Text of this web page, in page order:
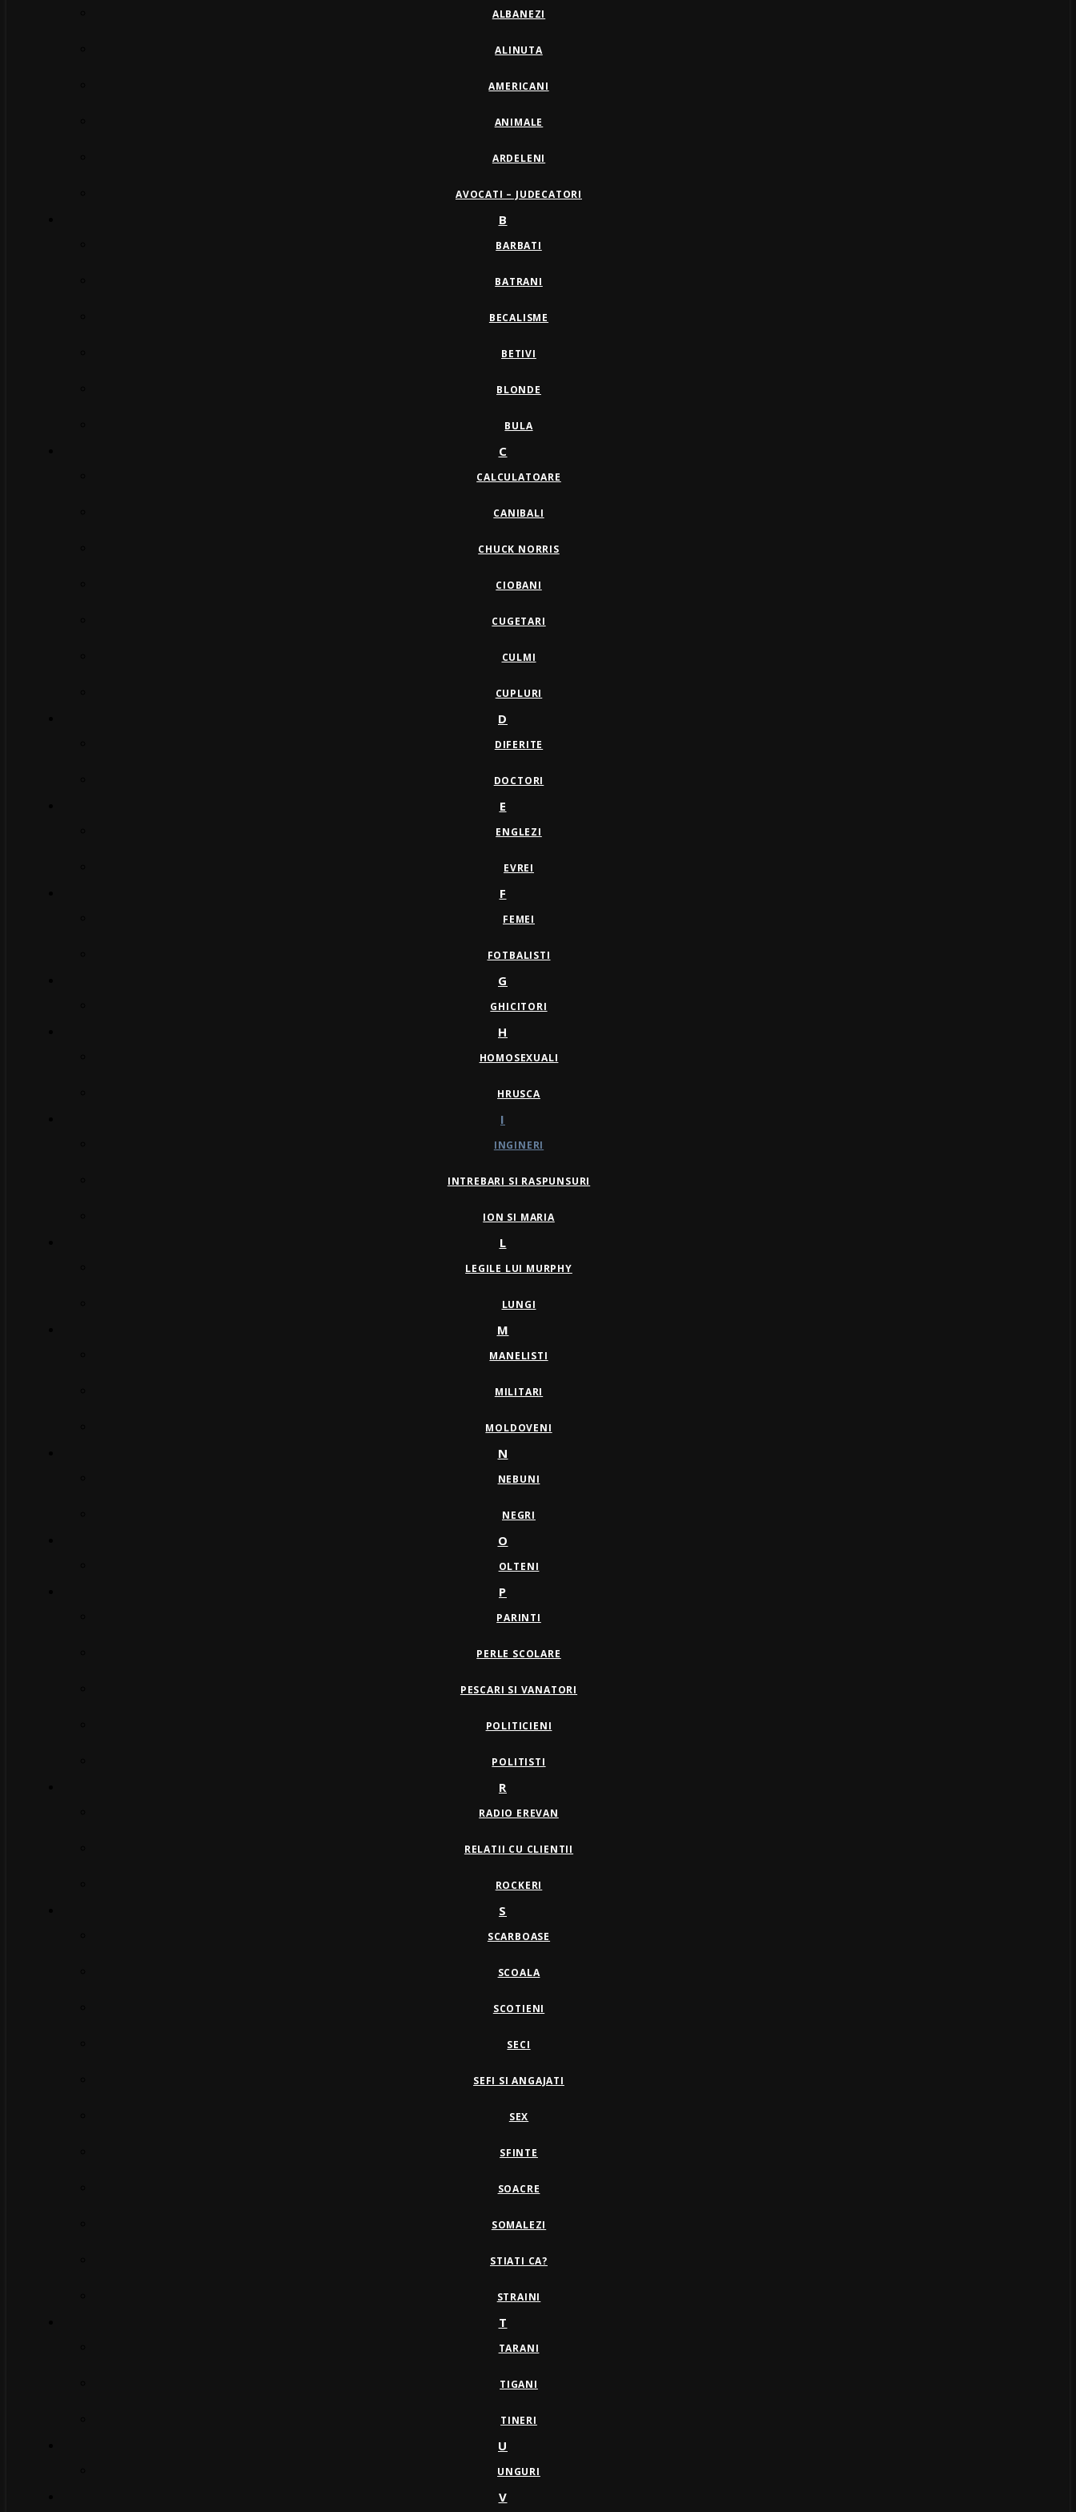
ALBANEZI
ALINUTA
AMERICANI
ANIMALE
ARDELENI
AVOCATI – JUDECATORI
B
BARBATI
BATRANI
BECALISME
BETIVI
BLONDE
BULA
C
CALCULATOARE
CANIBALI
CHUCK NORRIS
CIOBANI
CUGETARI
CULMI
CUPLURI
D
DIFERITE
DOCTORI
E
ENGLEZI
EVREI
F
FEMEI
FOTBALISTI
G
GHICITORI
H
HOMOSEXUALI
HRUSCA
I
INGINERI
INTREBARI SI RASPUNSURI
ION SI MARIA
L
LEGILE LUI MURPHY
LUNGI
M
MANELISTI
MILITARI
MOLDOVENI
N
NEBUNI
NEGRI
O
OLTENI
P
PARINTI
PERLE SCOLARE
PESCARI SI VANATORI
POLITICIENI
POLITISTI
R
RADIO EREVAN
RELATII CU CLIENTII
ROCKERI
S
SCARBOASE
SCOALA
SCOTIENI
SECI
SEFI SI ANGAJATI
SEX
SFINTE
SOACRE
SOMALEZI
STIATI CA?
STRAINI
T
TARANI
TIGANI
TINERI
U
UNGURI
V